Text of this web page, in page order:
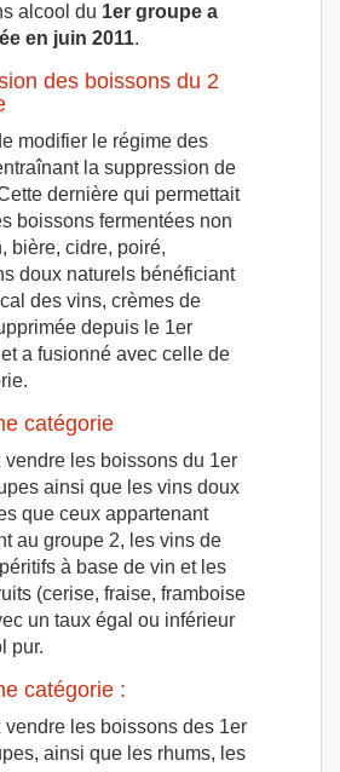
alcool du 1er groupe a
en juin 2011.
des boissons du 2
modifier le régime des
la suppression de
dernière qui permettait
boissons fermentées non
bière, cidre, poiré,
doux naturels bénéficiant
des vins, crèmes de
depuis le 1er
a fusionné avec celle de
catégorie
vendre les boissons du 1er
ainsi que les vins doux
que ceux appartenant
au groupe 2, les vins de
à base de vin et les
(cerise, fraise, framboise
un taux égal ou inférieur
pur.
catégorie :
vendre les boissons des 1er
ainsi que les rhums, les